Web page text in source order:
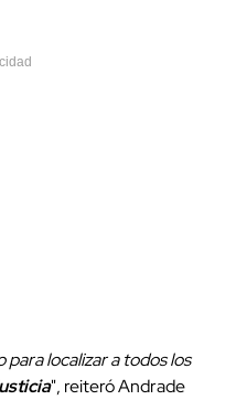
localizar a todos los
", reiteró Andrade